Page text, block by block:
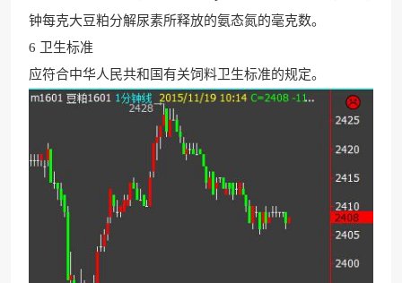
钟每克大豆粕分解尿素所释放的氨态氮的毫克数。
6 卫生标准
应符合中华人民共和国有关饲料卫生标准的规定。